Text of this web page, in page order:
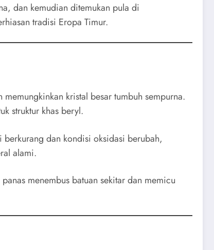
dan kemudian ditemukan pula di
tradisi Eropa Timur.
kristal besar tumbuh sempurna.
struktur khas beryl.
dan kondisi oksidasi berubah,
alami.
menembus batuan sekitar dan memicu